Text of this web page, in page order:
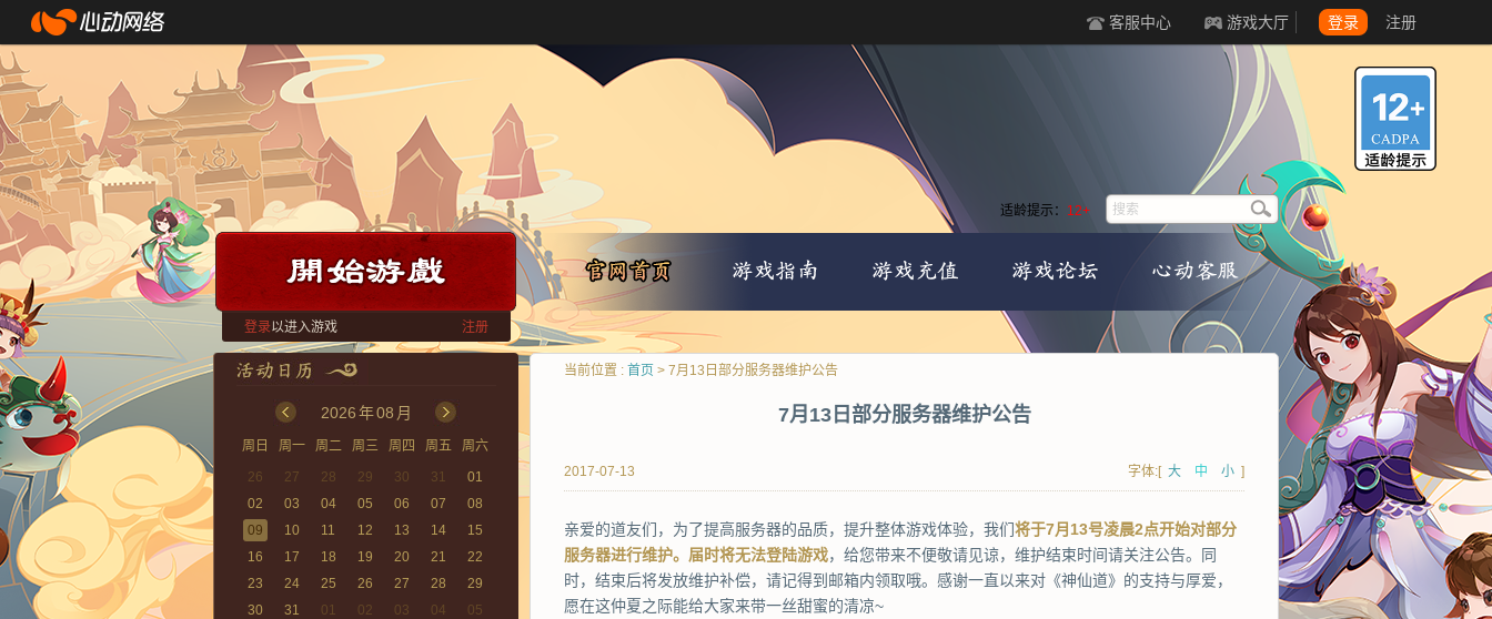
客服中心 游戏大厅 登录 注册
登录以进入游戏 注册
适龄提示： 12+
2026年08 月
周日 周一 周二 周三 周四 周五
周六
26
27 28 29 30 31
01
02
03 04 05 06 07
08
09
10 11 12 13 14
15
16
17 18 19 20 21
22
23
24 25 26 27 28
29
30
31 01 02 03 04 05
当前位置 : 首页 > 7月13日部分服务器维护公告
7月13日部分服务器维护公告
2017-07-13 字体:[ 大 中 小 ]
亲爱的道友们，为了提高服务器的品质，提升整体游戏体验，我们将于7月13号凌晨2点开始对部分
服务器进行维护。届时将无法登陆游戏，给您带来不便敬请见谅，维护结束时间请关注公告。同
时，结束后将发放维护补偿，请记得到邮箱内领取哦。感谢一直以来对《神仙道》的支持与厚爱，
愿在这仲夏之际能给大家来带一丝甜蜜的清凉~